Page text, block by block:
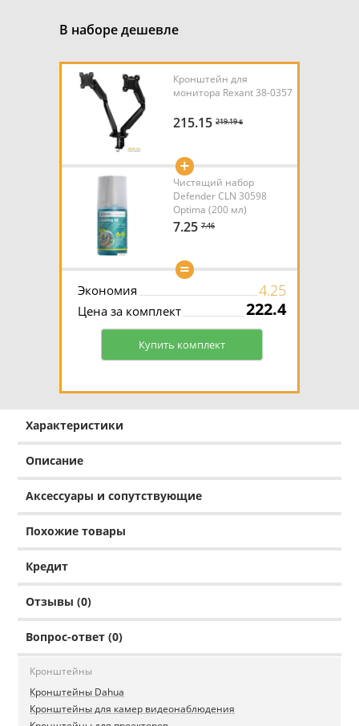
В наборе дешевле
Кронштейн для
монитора Rexant 38-0357
215.15 219.19 ƃ
+
Чистящий набор
Defender CLN 30598
Optima (200 мл)
7.25 7.46
=
Экономия 4.25
Цена за комплект 222.4
Купить комплект
Характеристики
Описание
Аксессуары и сопутствующие
Похожие товары
Кредит
Отзывы (0)
Вопрос-ответ (0)
Кронштейны
Кронштейны Dahua
Кронштейны для камер видеонаблюдения